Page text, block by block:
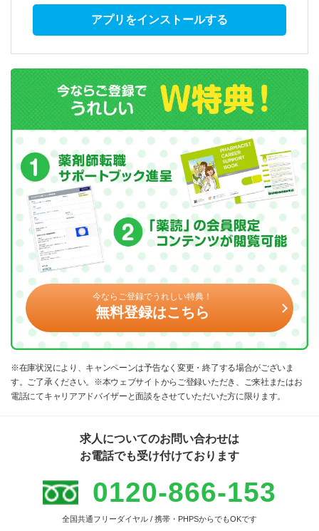
アプリをインストールする
今ならご登録でうれしい特典！
無料登録はこちら
※在庫状況により、キャンペーンは予告なく変更・終了する場合がございま
す。ご了承ください。※本ウェブサイトからご登録いただき、ご来社またはお
電話にてキャリアアドバイザーと面談をさせていただいた方に限ります。
求人についてのお問い合わせは
お電話でも受け付けております
0120-866-153
全国共通フリーダイヤル / 携帯・PHPSからでもOKです